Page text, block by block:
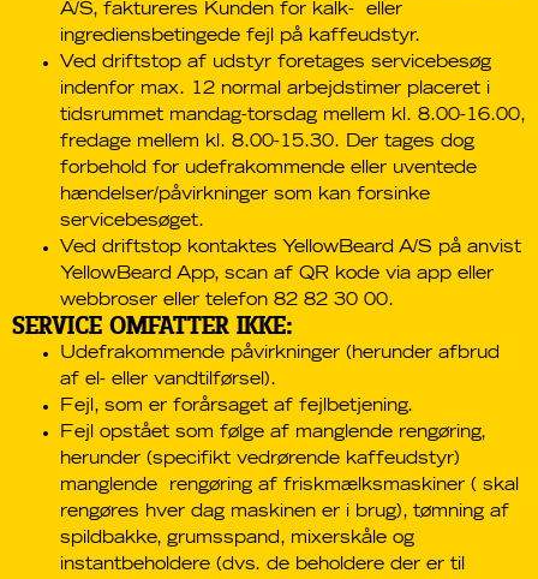
A/S, faktureres Kunden for kalk- eller
ingrediensbetingede fejl på kaffeudstyr.
Ved driftstop af udstyr foretages servicebesøg
indenfor max. 12 normal arbejdstimer placeret i
tidsrummet mandag-torsdag mellem kl. 8.00-16.00,
fredage mellem kl. 8.00-15.30. Der tages dog
forbehold for udefrakommende eller uventede
hændelser/påvirkninger som kan forsinke
servicebesøget.
Ved driftstop kontaktes YellowBeard A/S på anvist
YellowBeard App, scan af QR kode via app eller
webbroser eller telefon 82 82 30 00.
SERVICE OMFATTER IKKE:
Udefrakommende påvirkninger (herunder afbrud
af el- eller vandtilførsel).
Fejl, som er forårsaget af fejlbetjening.
Fejl opstået som følge af manglende rengøring,
herunder (specifikt vedrørende kaffeudstyr)
manglende rengøring af friskmælksmaskiner ( skal
rengøres hver dag maskinen er i brug), tømning af
spildbakke, grumsspand, mixerskåle og
instantbeholdere (dvs. de beholdere der er til